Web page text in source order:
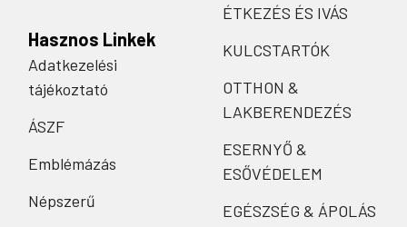
Hasznos Linkek
Adatkezelési
tájékoztató
ÁSZF
Emblémázás
Népszerű
ÉTKEZÉS ÉS IVÁS
KULCSTARTÓK
OTTHON &
LAKBERENDEZÉS
ESERNYŐ &
ESŐVÉDELEM
EGÉSZSÉG & ÁPOLÁS